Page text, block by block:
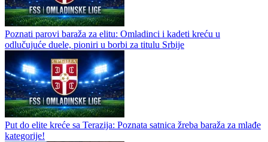
Poznati parovi baraža za elitu: Omladinci i kadeti kreću u
odlučujuće duele, pioniri u borbi za titulu Srbije
Put do elite kreće sa Terazija: Poznata satnica žreba baraža za mlađe
kategorije!